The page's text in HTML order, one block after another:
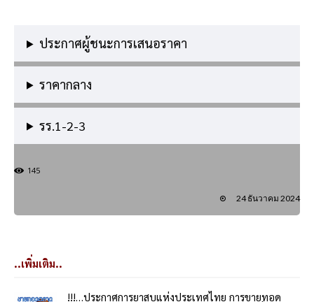
ประกาศผู้ชนะการเสนอราคา
ราคากลาง
รร.1-2-3
145
24 ธันวาคม 2024
..เพิ่มเติม..
!!!…ประกาศการยาสูบแห่งประเทศไทย การขายทอด